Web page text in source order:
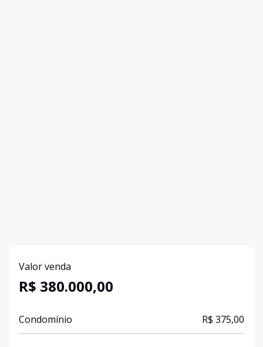
Valor venda
R$ 380.000,00
Condomínio R$ 375,00